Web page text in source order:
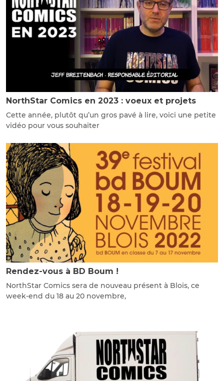
NorthStar Comics en 2023 : voeux et projets
Cette année, plutôt qu’un gros pavé à lire, voici une petite
vidéo pour vous souhaiter
Rendez-vous à BD Boum !
NorthStar Comics sera de nouveau présent à Blois, ce
week-end du 18 au 20 novembre,